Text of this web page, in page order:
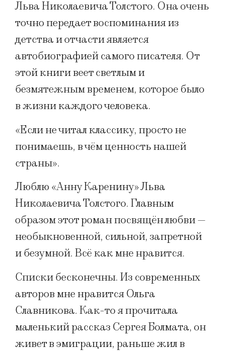
Льва Николаевича Толстого. Она очень
точно передает воспоминания из
детства и отчасти является
автобиографией самого писателя. От
этой книги веет светлым и
безмятежным временем, которое было
в жизни каждого человека.
«Если не читал классику, просто не
понимаешь, в чём ценность нашей
страны».
Люблю «Анну Каренину» Льва
Николаевича Толстого. Главным
образом этот роман посвящён любви —
необыкновенной, сильной, запретной
и безумной. Всё как мне нравится.
Списки бесконечны. Из современных
авторов мне нравится Ольга
Славникова. Как-то я прочитала
маленький рассказ Сергея Болмата, он
живет в эмиграции, раньше жил в